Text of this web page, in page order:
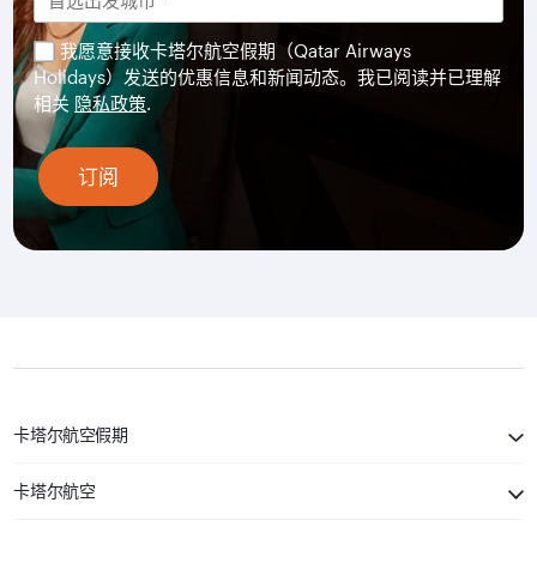
我愿意接收卡塔尔航空假期（Qatar Airways
Holidays）发送的优惠信息和新闻动态。我已阅读并已理解
相关 隐私政策.
订阅
卡塔尔航空假期
卡塔尔航空